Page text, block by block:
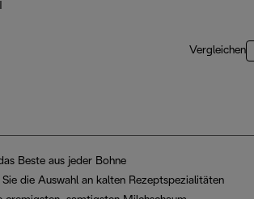
Vergleichen
Beste aus jeder Bohne
Sie die Auswahl an kalten Rezeptspezialitäten